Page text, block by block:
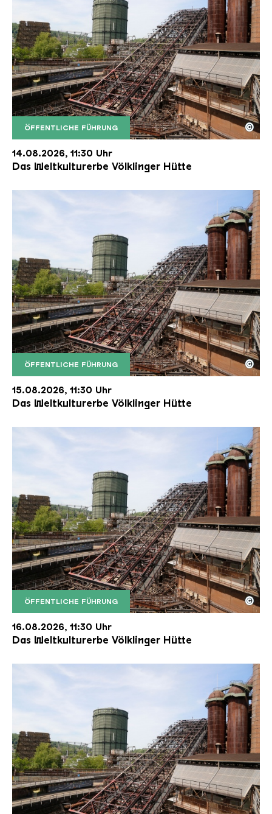
ÖFFENTLICHE FÜHRUNG
Der Erzschrägaufzug der Völklinger Hütte mit
Copyright: Weltkulturerbe Völklinger Hütte | Karl
©
14.08.2026, 11:30 Uhr
Das Weltkulturerbe Völklinger Hütte
ÖFFENTLICHE FÜHRUNG
Der Erzschrägaufzug der Völklinger Hütte mit
Copyright: Weltkulturerbe Völklinger Hütte | Karl
©
15.08.2026, 11:30 Uhr
Das Weltkulturerbe Völklinger Hütte
ÖFFENTLICHE FÜHRUNG
Der Erzschrägaufzug der Völklinger Hütte mit
Copyright: Weltkulturerbe Völklinger Hütte | Karl
©
16.08.2026, 11:30 Uhr
Das Weltkulturerbe Völklinger Hütte